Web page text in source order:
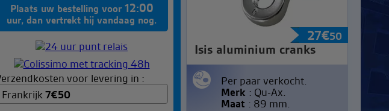
Plaats uw bestelling voor 12:00
uur, dan vertrekt hij vandaag nog.
voor levering in :
Frankrijk7€50
27€50
Isis aluminium cranks
Per paar verkocht.
Merk : Qu-Ax.
Maat : 89 mm.